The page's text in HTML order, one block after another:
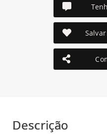
Descrição